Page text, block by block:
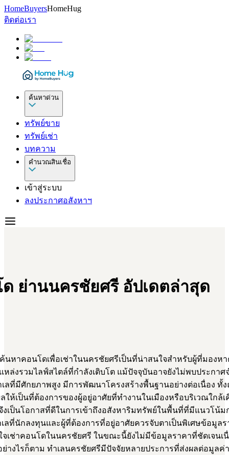
HomeBuyersHomeHug
ติดต่อเรา
ค้นหาด่วน
ทรัพย์ขาย
ทรัพย์เช่า
บทความ
คำนวณสินเชื่อ
เข้าสู่ระบบ
ลงประกาศอสังหาฯ
ด ย่านนครชัยศรี อัปเดตล่าสุด
นหาคอนโดเพื่อเช่าในนครชัยศรีเป็นที่น่าสนใจสำหรับผู้ที่มองห
หล่งรวมไลฟ์สไตล์ที่กำลังเติบโต แม้ปัจจุบันอาจยังไม่พบประกา
ลที่มีศักยภาพสูง มีการพัฒนาโครงสร้างพื้นฐานอย่างต่อเนื่อง ทั้
ห้เป็นที่ต้องการของผู้อยู่อาศัยที่ทำงานในเมืองหรือบริเวณใกล้เ
เป็นโอกาสที่ดีในการเข้าถึงอสังหาริมทรัพย์ในพื้นที่ที่มีแนวโน้ม
ลที่นักลงทุนและผู้ที่ต้องการที่อยู่อาศัยควรจับตาเป็นพิเศษข้อมูล
จเช่าคอนโดในนครชัยศรี ในขณะนี้ยังไม่มีข้อมูลราคาที่ชัดเจนเ
างไรก็ตาม ทำเลนครชัยศรีมีปัจจัยหลายประการที่ส่งผลต่อมูลค่